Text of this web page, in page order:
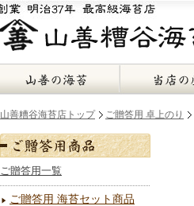
山善糟谷海苔店トップ ご贈答用 卓上のり
ご贈答用一覧
ご贈答用 海苔セット商品